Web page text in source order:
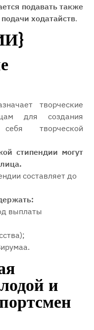
подавать также
ходатайств.
творческие
для создания
творческой
стипендии могут
составляет до
выплаты
и